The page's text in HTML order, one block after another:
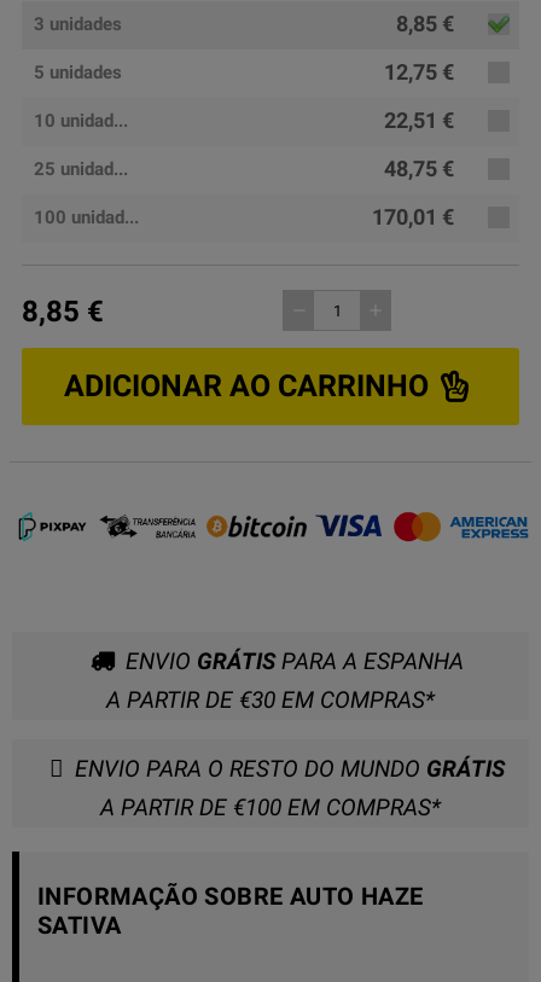
3 unidades 8,85 €
5 unidades 12,75 €
10 unidad... 22,51 €
25 unidad... 48,75 €
100 unidad... 170,01 €
8,85 € add
ADICIONAR AO CARRINHO
ENVIO GRÁTISPARA A ESPANHA
A PARTIR DE €30 EM COMPRAS*
ENVIO PARA O RESTO DO MUNDO GRÁTIS
A PARTIR DE €100 EM COMPRAS*
INFORMAÇÃO SOBRE AUTO HAZE
SATIVA